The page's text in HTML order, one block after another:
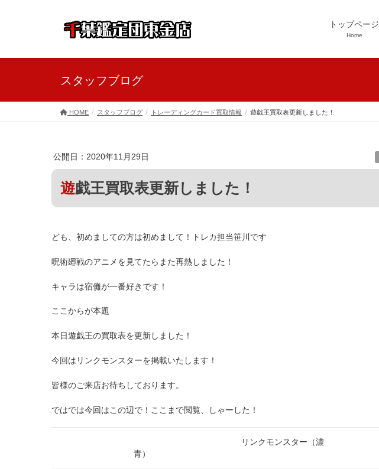
トップページ
Home
スタッフブログ
HOME スタッフブログ トレーディングカード買取情報 遊戯王買取表更新しました！
公開日：2020年11月29日
遊戯王買取表更新しました！
ども、初めましての方は初めまして！トレカ担当笹川です
呪術廻戦のアニメを見てたらまた再熱しました！
キャラは宿儺が一番好きです！
ここからが本題
本日遊戯王の買取表を更新しました！
今回はリンクモンスターを掲載いたします！
皆様のご来店お待ちしております。
ではでは今回はこの辺で！ここまで閲覧、しゃーした！
リンクモンスター（濃
青）